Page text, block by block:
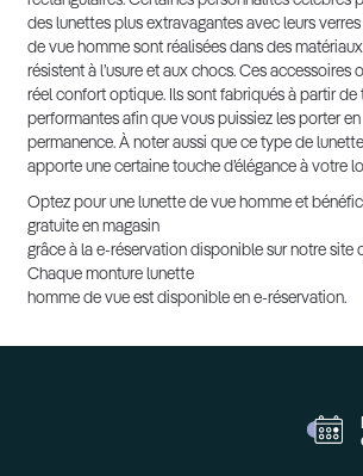
des lunettes plus extravagantes avec leurs
de vue homme sont réalisées dans des
résistent à l’usure et aux chocs. Ces accessoires
réel confort optique. Ils sont fabriqués à partir de
performantes afin que vous puissiez les porter en
permanence. À noter aussi que ce type de
apporte une certaine touche d’élégance à votre
Optez pour une lunette de vue homme et
gratuite en magasin
grâce à la e-réservation disponible sur notre site
Chaque monture lunette
homme de vue est disponible en e-réservation.